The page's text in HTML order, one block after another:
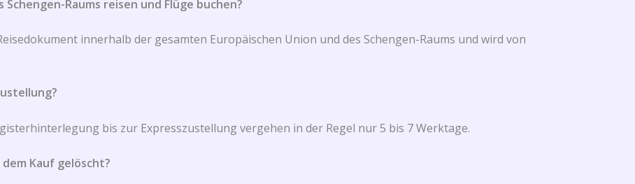
Schengen-Raums reisen und Flüge buchen?
innerhalb der gesamten Europäischen Union und des Schengen-Raums und wird von
bis zur Expresszustellung vergehen in der Regel nur 5 bis 7 Werktage.
Kauf gelöscht?